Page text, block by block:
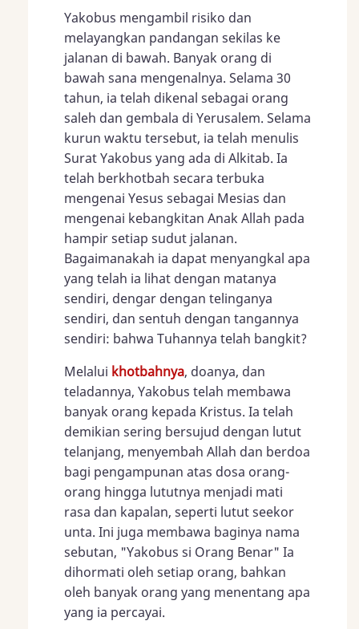
Yakobus mengambil risiko dan
melayangkan pandangan sekilas ke
jalanan di bawah. Banyak orang di
bawah sana mengenalnya. Selama 30
tahun, ia telah dikenal sebagai orang
saleh dan gembala di Yerusalem. Selama
kurun waktu tersebut, ia telah menulis
Surat Yakobus yang ada di Alkitab. Ia
telah berkhotbah secara terbuka
mengenai Yesus sebagai Mesias dan
mengenai kebangkitan Anak Allah pada
hampir setiap sudut jalanan.
Bagaimanakah ia dapat menyangkal apa
yang telah ia lihat dengan matanya
sendiri, dengar dengan telinganya
sendiri, dan sentuh dengan tangannya
sendiri: bahwa Tuhannya telah bangkit?
Melalui khotbahnya, doanya, dan
teladannya, Yakobus telah membawa
banyak orang kepada Kristus. Ia telah
demikian sering bersujud dengan lutut
telanjang, menyembah Allah dan berdoa
bagi pengampunan atas dosa orang-
orang hingga lututnya menjadi mati
rasa dan kapalan, seperti lutut seekor
unta. Ini juga membawa baginya nama
sebutan, "Yakobus si Orang Benar" Ia
dihormati oleh setiap orang, bahkan
oleh banyak orang yang menentang apa
yang ia percayai.